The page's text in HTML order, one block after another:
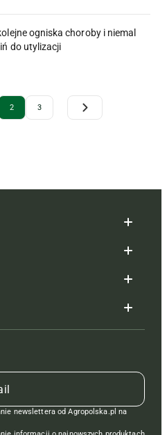
ogniska choroby i niemal
do utylizacji
2 3
newslettera od Agropolska.pl na